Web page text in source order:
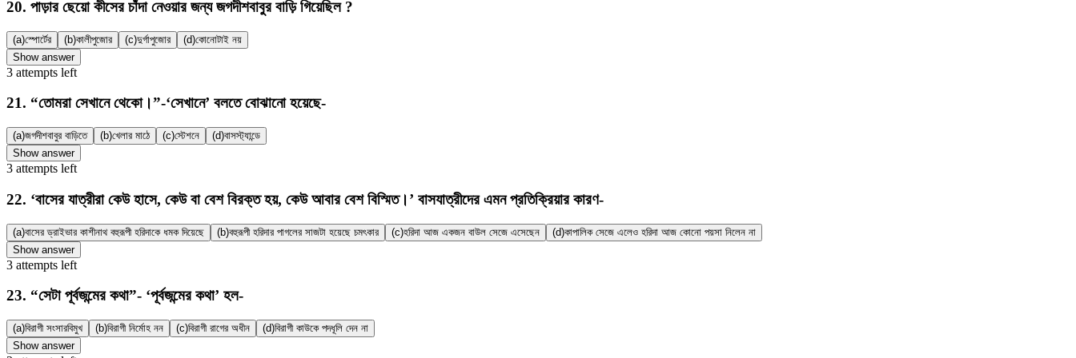
20. পাড়ার ছেয়ো কীসের চাঁদা নেওয়ার জন্য জগদীশবাবুর বাড়ি গিয়েছিল ?
(a)স্পোর্টের (b)কালীপুজোর (c)দুর্গাপুজোর (d)কোনোটাই নয়
Show answer
3 attempts left
21. “তোমরা সেখানে থেকো।”-‘সেখানে’ বলতে বোঝানো হয়েছে-
(a)জগদীশবাবুর বাড়িতে (b)খেলার মাঠে (c)স্টেশনে (d)বাসস্ট্যান্ডে
Show answer
3 attempts left
22. ‘বাসের যাত্রীরা কেউ হাসে, কেউ বা বেশ বিরক্ত হয়, কেউ আবার বেশ বিস্মিত।’ বাসযাত্রীদের এমন প্রতিক্রিয়ার কারণ-
(a)বাসের ড্রাইভার কাশীনাথ বহুরূপী হরিদাকে ধমক দিয়েছে (b)বহুরূপী হরিদার পাগলের সাজটা হয়েছে চমৎকার (c)হরিদা আজ একজন বাউল সেজে এসেছেন (d)কাপালিক সেজে এলেও হরিদা আজ কোনো পয়সা নিলেন না
Show answer
3 attempts left
23. “সেটা পূর্বজন্মের কথা”- ‘পূর্বজন্মের কথা’ হল-
(a)বিরাগী সংসারবিমুখ (b)বিরাগী নির্মোহ নন (c)বিরাগী রাগের অধীন (d)বিরাগী কাউকে পদধূলি দেন না
Show answer